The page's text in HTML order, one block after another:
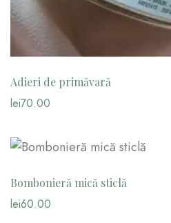
Adieri de primăvară
lei70.00
Bombonieră mică sticlă
lei60.00